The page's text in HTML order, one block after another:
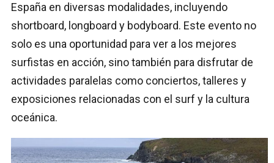
España en diversas modalidades, incluyendo
shortboard, longboard y bodyboard. Este evento no
solo es una oportunidad para ver a los mejores
surfistas en acción, sino también para disfrutar de
actividades paralelas como conciertos, talleres y
exposiciones relacionadas con el surf y la cultura
oceánica.